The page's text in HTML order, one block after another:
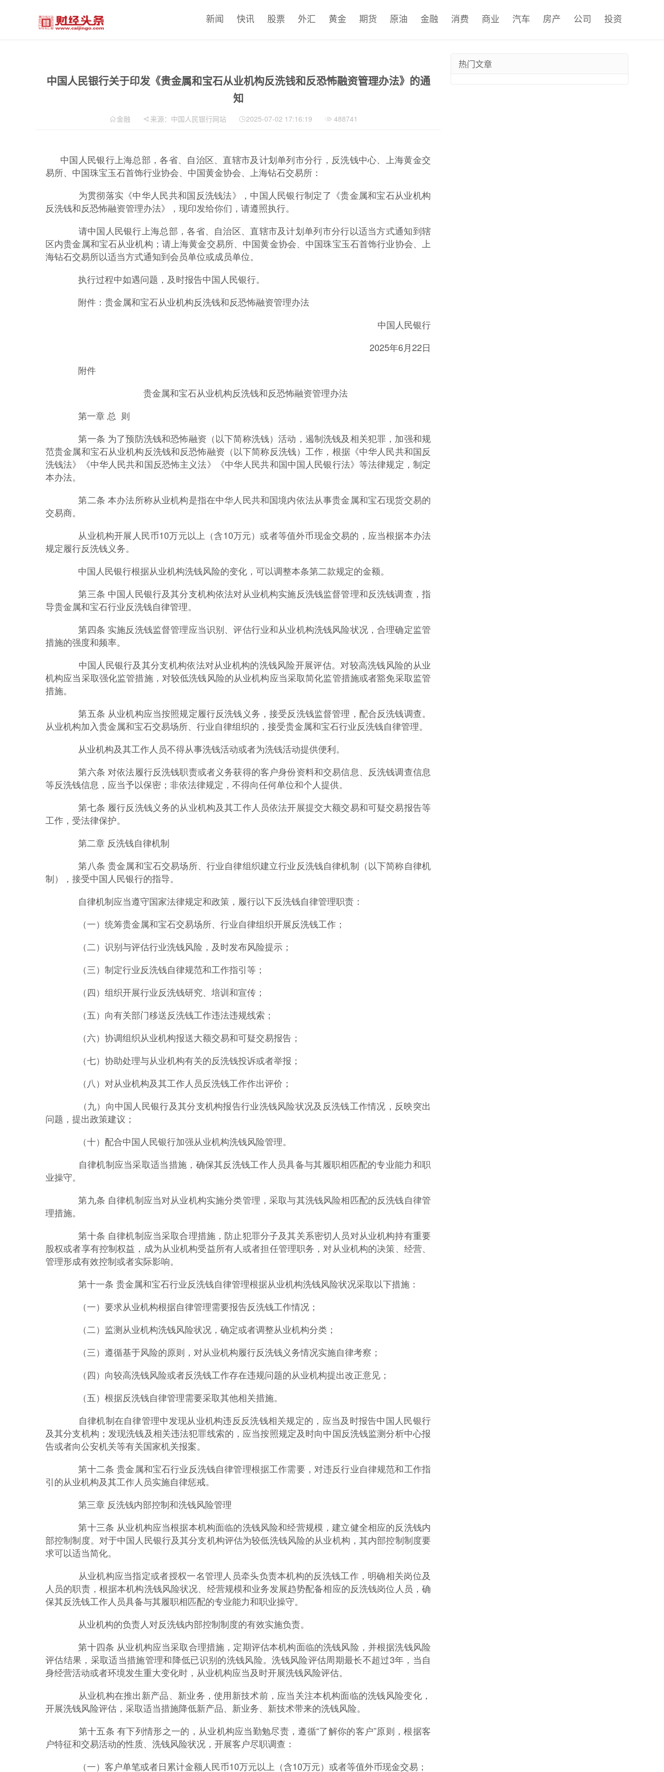
新闻 快讯 股票 外汇 黄金 期货 原油 金融 消费 商业 汽车 房产 公司 投资
中国人民银行关于印发《贵金属和宝石从业机构反洗钱和反恐怖融资管理办法》的通
知
金融 来源：中国人民银行网站 2025-07-02 17:16:19 488741
中国人民银行上海总部，各省、自治区、直辖市及计划单列市分行，反洗钱中心、上海黄金交
易所、中国珠宝玉石首饰行业协会、中国黄金协会、上海钻石交易所：
为贯彻落实《中华人民共和国反洗钱法》，中国人民银行制定了《贵金属和宝石从业机构
反洗钱和反恐怖融资管理办法》，现印发给你们，请遵照执行。
请中国人民银行上海总部，各省、自治区、直辖市及计划单列市分行以适当方式通知到辖
区内贵金属和宝石从业机构；请上海黄金交易所、中国黄金协会、中国珠宝玉石首饰行业协会、上
海钻石交易所以适当方式通知到会员单位或成员单位。
执行过程中如遇问题，及时报告中国人民银行。
附件：贵金属和宝石从业机构反洗钱和反恐怖融资管理办法
中国人民银行
2025年6月22日
附件
贵金属和宝石从业机构反洗钱和反恐怖融资管理办法
第一章 总 则
第一条 为了预防洗钱和恐怖融资（以下简称洗钱）活动，遏制洗钱及相关犯罪，加强和规
范贵金属和宝石从业机构反洗钱和反恐怖融资（以下简称反洗钱）工作，根据《中华人民共和国反
洗钱法》《中华人民共和国反恐怖主义法》《中华人民共和国中国人民银行法》等法律规定，制定
本办法。
第二条 本办法所称从业机构是指在中华人民共和国境内依法从事贵金属和宝石现货交易的
交易商。
从业机构开展人民币10万元以上（含10万元）或者等值外币现金交易的，应当根据本办法
规定履行反洗钱义务。
中国人民银行根据从业机构洗钱风险的变化，可以调整本条第二款规定的金额。
第三条 中国人民银行及其分支机构依法对从业机构实施反洗钱监督管理和反洗钱调查，指
导贵金属和宝石行业反洗钱自律管理。
第四条 实施反洗钱监督管理应当识别、评估行业和从业机构洗钱风险状况，合理确定监管
措施的强度和频率。
中国人民银行及其分支机构依法对从业机构的洗钱风险开展评估。对较高洗钱风险的从业
机构应当采取强化监管措施，对较低洗钱风险的从业机构应当采取简化监管措施或者豁免采取监管
措施。
第五条 从业机构应当按照规定履行反洗钱义务，接受反洗钱监督管理，配合反洗钱调查。
从业机构加入贵金属和宝石交易场所、行业自律组织的，接受贵金属和宝石行业反洗钱自律管理。
从业机构及其工作人员不得从事洗钱活动或者为洗钱活动提供便利。
第六条 对依法履行反洗钱职责或者义务获得的客户身份资料和交易信息、反洗钱调查信息
等反洗钱信息，应当予以保密；非依法律规定，不得向任何单位和个人提供。
第七条 履行反洗钱义务的从业机构及其工作人员依法开展提交大额交易和可疑交易报告等
工作，受法律保护。
第二章 反洗钱自律机制
第八条 贵金属和宝石交易场所、行业自律组织建立行业反洗钱自律机制（以下简称自律机
制），接受中国人民银行的指导。
自律机制应当遵守国家法律规定和政策，履行以下反洗钱自律管理职责：
（一）统筹贵金属和宝石交易场所、行业自律组织开展反洗钱工作；
（二）识别与评估行业洗钱风险，及时发布风险提示；
（三）制定行业反洗钱自律规范和工作指引等；
（四）组织开展行业反洗钱研究、培训和宣传；
（五）向有关部门移送反洗钱工作违法违规线索；
（六）协调组织从业机构报送大额交易和可疑交易报告；
（七）协助处理与从业机构有关的反洗钱投诉或者举报；
（八）对从业机构及其工作人员反洗钱工作作出评价；
（九）向中国人民银行及其分支机构报告行业洗钱风险状况及反洗钱工作情况，反映突出
问题，提出政策建议；
（十）配合中国人民银行加强从业机构洗钱风险管理。
自律机制应当采取适当措施，确保其反洗钱工作人员具备与其履职相匹配的专业能力和职
业操守。
第九条 自律机制应当对从业机构实施分类管理，采取与其洗钱风险相匹配的反洗钱自律管
理措施。
第十条 自律机制应当采取合理措施，防止犯罪分子及其关系密切人员对从业机构持有重要
股权或者享有控制权益，成为从业机构受益所有人或者担任管理职务，对从业机构的决策、经营、
管理形成有效控制或者实际影响。
第十一条 贵金属和宝石行业反洗钱自律管理根据从业机构洗钱风险状况采取以下措施：
（一）要求从业机构根据自律管理需要报告反洗钱工作情况；
（二）监测从业机构洗钱风险状况，确定或者调整从业机构分类；
（三）遵循基于风险的原则，对从业机构履行反洗钱义务情况实施自律考察；
（四）向较高洗钱风险或者反洗钱工作存在违规问题的从业机构提出改正意见；
（五）根据反洗钱自律管理需要采取其他相关措施。
自律机制在自律管理中发现从业机构违反反洗钱相关规定的，应当及时报告中国人民银行
及其分支机构；发现洗钱及相关违法犯罪线索的，应当按照规定及时向中国反洗钱监测分析中心报
告或者向公安机关等有关国家机关报案。
第十二条 贵金属和宝石行业反洗钱自律管理根据工作需要，对违反行业自律规范和工作指
引的从业机构及其工作人员实施自律惩戒。
第三章 反洗钱内部控制和洗钱风险管理
第十三条 从业机构应当根据本机构面临的洗钱风险和经营规模，建立健全相应的反洗钱内
部控制制度。对于中国人民银行及其分支机构评估为较低洗钱风险的从业机构，其内部控制制度要
求可以适当简化。
从业机构应当指定或者授权一名管理人员牵头负责本机构的反洗钱工作，明确相关岗位及
人员的职责，根据本机构洗钱风险状况、经营规模和业务发展趋势配备相应的反洗钱岗位人员，确
保其反洗钱工作人员具备与其履职相匹配的专业能力和职业操守。
从业机构的负责人对反洗钱内部控制制度的有效实施负责。
第十四条 从业机构应当采取合理措施，定期评估本机构面临的洗钱风险，并根据洗钱风险
评估结果，采取适当措施管理和降低已识别的洗钱风险。洗钱风险评估周期最长不超过3年，当自
身经营活动或者环境发生重大变化时，从业机构应当及时开展洗钱风险评估。
从业机构在推出新产品、新业务，使用新技术前，应当关注本机构面临的洗钱风险变化，
开展洗钱风险评估，采取适当措施降低新产品、新业务、新技术带来的洗钱风险。
第十五条 有下列情形之一的，从业机构应当勤勉尽责，遵循“了解你的客户”原则，根据客
户特征和交易活动的性质、洗钱风险状况，开展客户尽职调查：
（一）客户单笔或者日累计金额人民币10万元以上（含10万元）或者等值外币现金交易；
热门文章